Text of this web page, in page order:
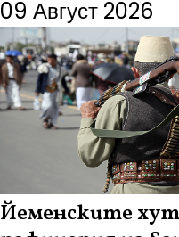
09 Август 2026
Йеменските